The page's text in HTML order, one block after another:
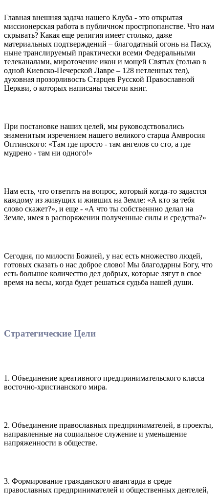
Главная внешняя задача нашего Клуба - это открытая
миссионерская работа в публичном прострпопанстве. Что нам
скрывать? Какая еще религия имеет столько, даже
материальных подтверждений – благодатный огонь на Пасху,
ныне транслируемый практически всеми Федеральными
телеканалами, мироточение икон и мощей Святых (только в
одной Киевско-Печерской Лавре – 128 нетленных тел),
духовная прозорливость Старцев Русской Православной
Церкви, о которых написаны тысячи книг.
При постановке наших целей, мы руководствовались
знаменитым изречением нашего великого старца Амвросия
Оптинского: «Там где просто - там ангелов со сто, а где
мудрено - там ни одного!»
Нам есть, что ответить на вопрос, который когда-то задастся
каждому из живущих и живших на Земле: «А кто за тебя
слово скажет?», и еще - «А что ты собственнно делал на
Земле, имея в распоряжении полученные силы и средства?»
Сегодня, по милости Божией, у нас есть множество людей,
готовых сказать о нас доброе слово! Мы благодарны Богу, что
есть большое количество дел добрых, которые лягут в свое
время на весы, когда будет решаться судьба нашей души.
Стратегические Цели
1. Объединение креативного предпринимательского класса
восточно-христианского мира.
2. Объединение православных предпринимателей, в проекты,
направленные на социальное служение и уменьшение
напряженности в обществе.
3. Формирование гражданского авангарда в среде
православных предпринимателей и общественных деятелей,